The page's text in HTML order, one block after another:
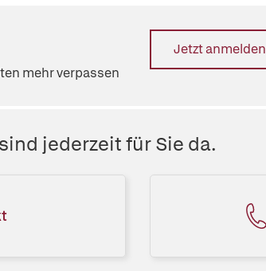
mehr verpassen
Jetzt anmelden
jederzeit für Sie da.